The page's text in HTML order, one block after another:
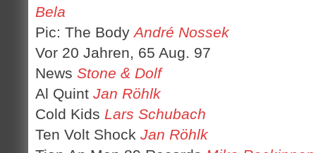
Bela
Pic: The BodyAndré Nossek
Vor 20 Jahren, 65 Aug. 97
News Stone & Dolf
Al Quint Jan Röhlk
Cold Kids Lars Schubach
Ten Volt Shock Jan Röhlk